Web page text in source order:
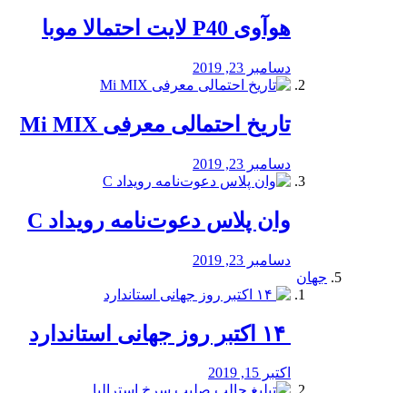
هوآوی P40 لایت احتمالا موبا
دسامبر 23, 2019
تاریخ احتمالی معرفی Mi MIX
دسامبر 23, 2019
وان پلاس دعوت‌نامه رویداد C
دسامبر 23, 2019
جهان
اکتبر 15, 2019